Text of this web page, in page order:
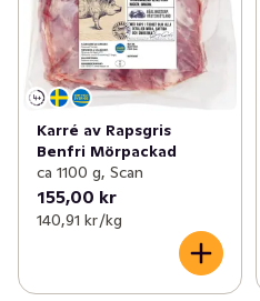
Karré av Rapsgris
Benfri Mörpackad
ca 1100 g, Scan
155,00 kr
140,91 kr /kg